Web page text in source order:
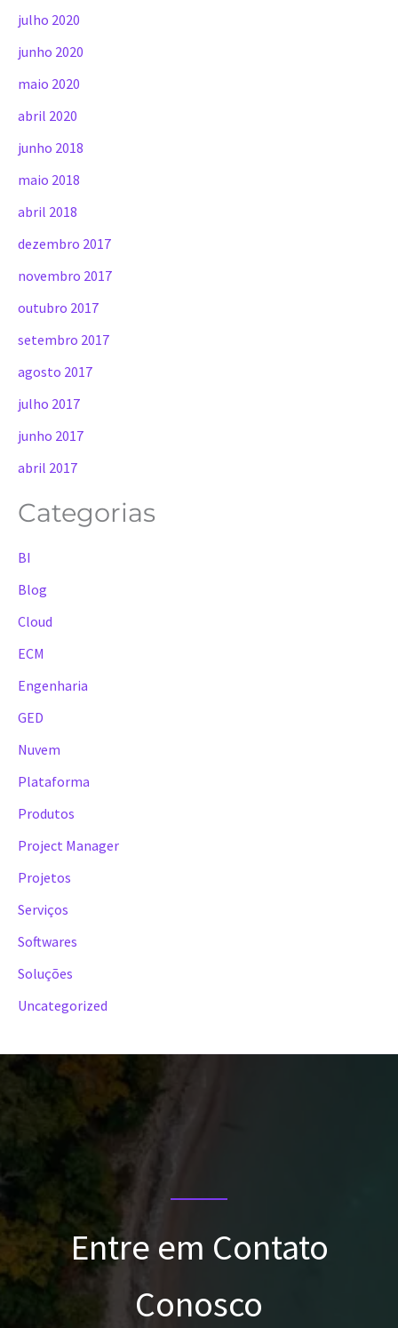
julho 2020
junho 2020
maio 2020
abril 2020
junho 2018
maio 2018
abril 2018
dezembro 2017
novembro 2017
outubro 2017
setembro 2017
agosto 2017
julho 2017
junho 2017
abril 2017
Categorias
BI
Blog
Cloud
ECM
Engenharia
GED
Nuvem
Plataforma
Produtos
Project Manager
Projetos
Serviços
Softwares
Soluções
Uncategorized
Entre em Contato
Conosco